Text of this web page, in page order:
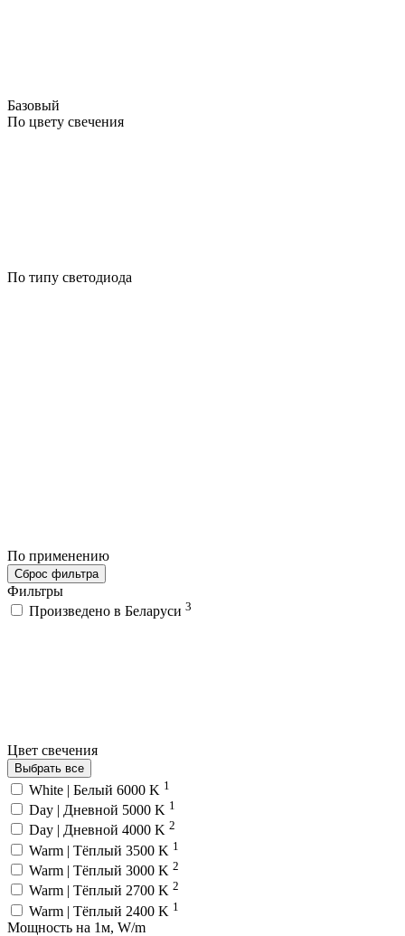
Базовый
По цвету свечения
По типу светодиода
По применению
Сброс фильтра
Фильтры
Произведено в Беларуси 3
Цвет свечения
Выбрать все
White | Белый 6000 K 1
Day | Дневной 5000 K 1
Day | Дневной 4000 K 2
Warm | Тёплый 3500 K 1
Warm | Тёплый 3000 K 2
Warm | Тёплый 2700 K 2
Warm | Тёплый 2400 K 1
Мощность на 1м, W/m